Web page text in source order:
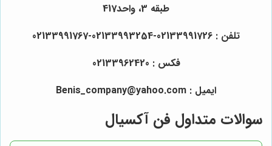
طبقه 3، واحد417
تلفن : 02133991726-02133993254-02133991767
فکس : 02133962420
ایمیل : Benis_company@yahoo.com
سوالات متداول فن آکسیال